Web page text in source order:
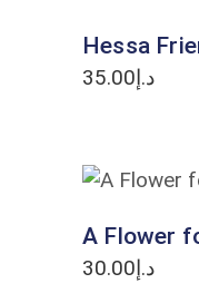
Hessa
د.إ35.00
د.إ30.00